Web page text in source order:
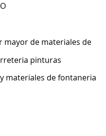
mayor de materiales de
pinturas
materiales de fontaneria